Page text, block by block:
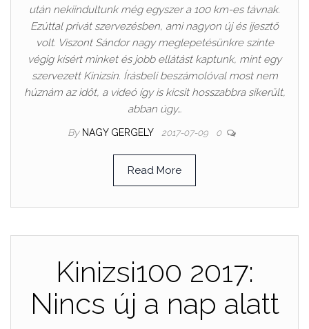
után nekiindultunk még egyszer a 100 km-es távnak.
Ezúttal privát szervezésben, ami nagyon új és ijesztő
volt. Viszont Sándor nagy meglepetésünkre szinte
végig kísért minket és jobb ellátást kaptunk, mint egy
szervezett Kinizsin. Írásbeli beszámolóval most nem
húznám az időt, a videó így is kicsit hosszabbra sikerült,
abban úgy…
By NAGY GERGELY 2017-07-09 0
Read More
Kinizsi100 2017:
Nincs új a nap alatt